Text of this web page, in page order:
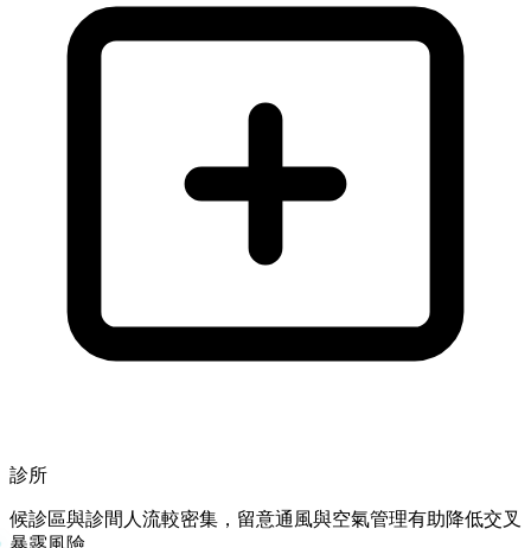
診所
候診區與診間人流較密集，留意通風與空氣管理有助降低交叉